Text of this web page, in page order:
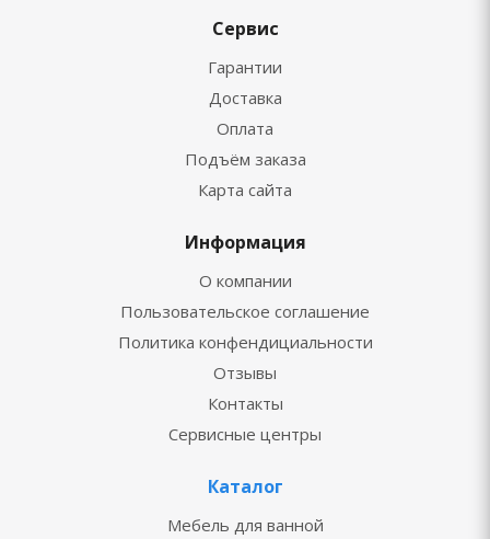
Сервис
Гарантии
Доставка
Оплата
Подъём заказа
Карта сайта
Информация
О компании
Пользовательское соглашение
Политика конфендициальности
Отзывы
Контакты
Сервисные центры
Каталог
Мебель для ванной